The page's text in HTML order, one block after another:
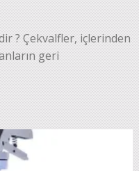
? Çekvalfler, içlerinden
geri